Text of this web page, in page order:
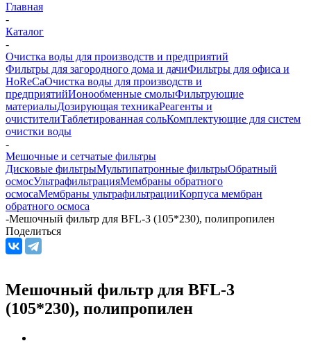
Главная
-
Каталог
-
Очистка воды для производств и предприятий
Фильтры для загородного дома и дачиФильтры для офиса и
HoReCaОчистка воды для производств и
предприятийИонообменные смолыФильтрующие
материалыДозирующая техникаРеагенты и
очистителиТаблетированная сольКомплектующие для систем
очистки воды
-
Мешочные и сетчатые фильтры
Дисковые фильтрыМультипатронные фильтрыОбратный
осмосУльтрафильтрацияМембраны обратного
осмосаМембраны ультрафильтрацииКорпуса мембран
обратного осмоса
-Мешочный фильтр для BFL-3 (105*230), полипропилен
Поделиться
Мешочный фильтр для BFL-3
(105*230), полипропилен